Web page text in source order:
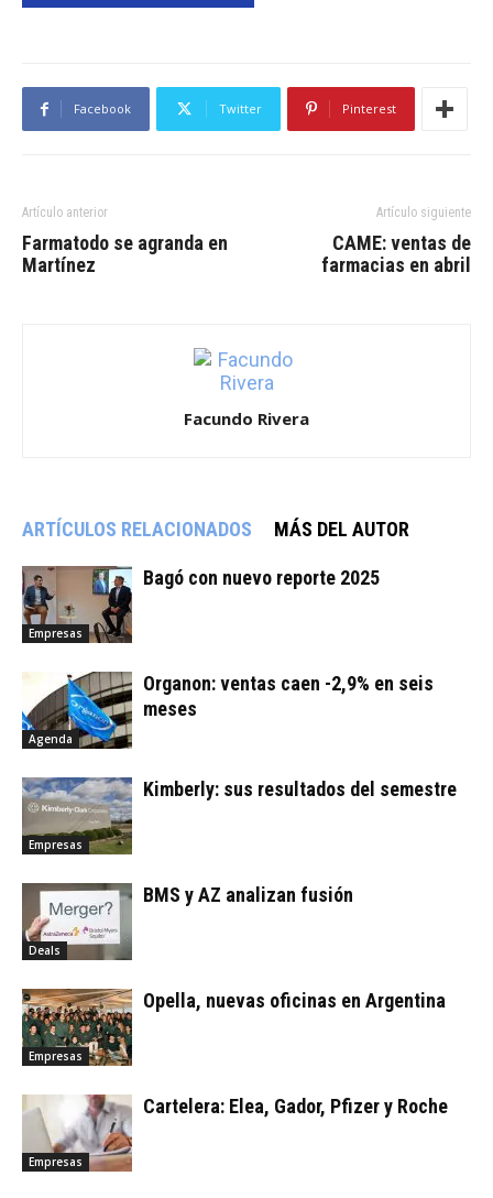
Facebook Twitter Pinterest
Artículo anterior
Farmatodo se agranda en
Martínez
Artículo siguiente
CAME: ventas de
farmacias en abril
Facundo Rivera
ARTÍCULOS RELACIONADOS MÁS DEL AUTOR
Empresas
Bagó con nuevo reporte 2025
Agenda
Organon: ventas caen -2,9% en seis
meses
Empresas
Kimberly: sus resultados del semestre
Deals
BMS y AZ analizan fusión
Empresas
Opella, nuevas oficinas en Argentina
Empresas
Cartelera: Elea, Gador, Pfizer y Roche